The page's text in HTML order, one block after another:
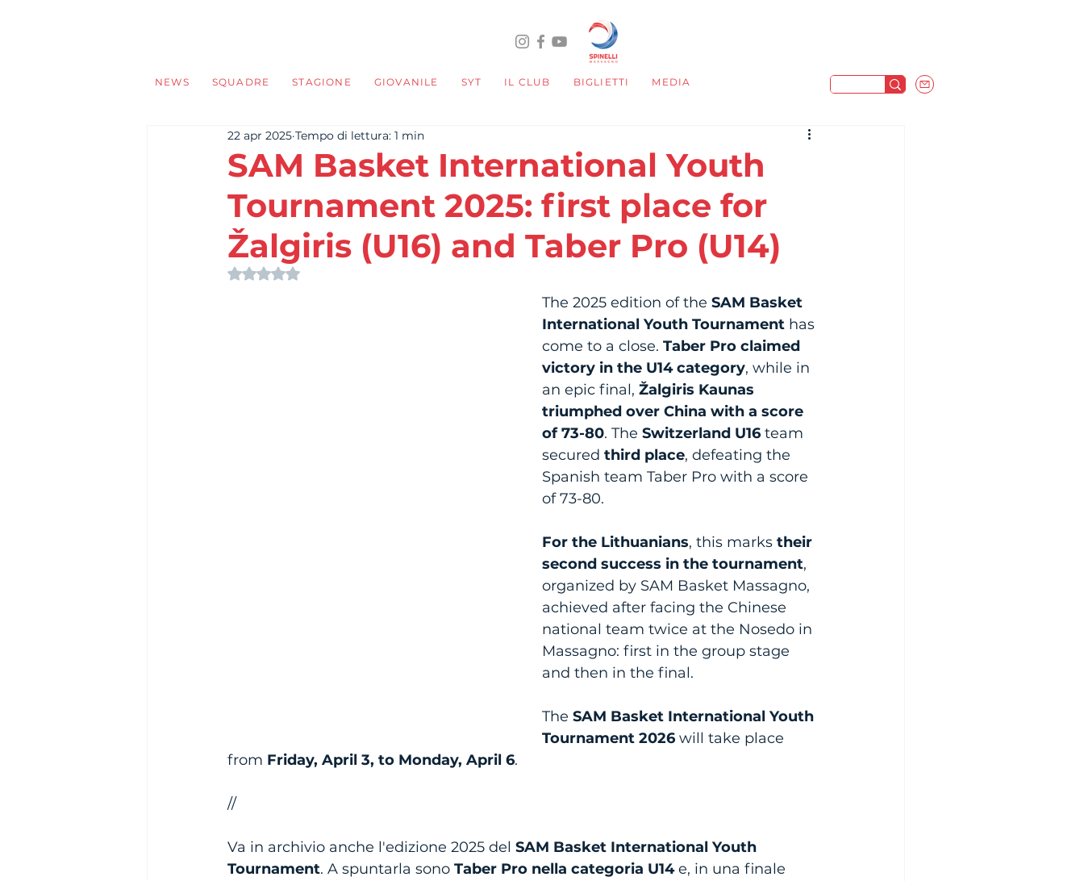
NEWS SQUADRE STAGIONE GIOVANILE SYT IL CLUB BIGLIETTI MEDIA
SAM Basket International Youth
Tournament 2025: first place for
Žalgiris (U16) and Taber Pro (U14)
22 apr 2025 Tempo di lettura: 1 min
Valutazione NaN stelle su 5.
The 2025 edition of the SAM Basket
International Youth Tournament has
come to a close. Taber Pro claimed
victory in the U14 category, while in
an epic final, Žalgiris Kaunas
triumphed over China with a score
of 73-80. The Switzerland U16 team
secured third place, defeating the
Spanish team Taber Pro with a score
of 73-80.
For the Lithuanians, this marks their
second success in the tournament,
organized by SAM Basket Massagno,
achieved after facing the Chinese
national team twice at the Nosedo in
Massagno: first in the group stage
and then in the final.
The SAM Basket International Youth
Tournament 2026 will take place
from Friday, April 3, to Monday, April 6.
//
Va in archivio anche l'edizione 2025 del SAM Basket International Youth
Tournament. A spuntarla sono Taber Pro nella categoria U14 e, in una finale